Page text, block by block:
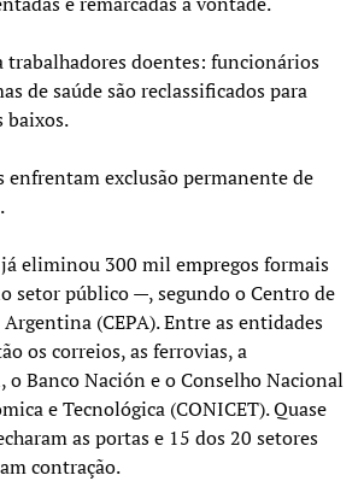
trabalhadores doentes: funcionários
de saúde são reclassificados para
baixos.
enfrentam exclusão permanente de
eliminou 300 mil empregos formais
setor público —, segundo o Centro de
(CEPA). Entre as entidades
os correios, as ferrovias, a
o Banco Nación e o Conselho Nacional
e Tecnológica (CONICET). Quase
as portas e 15 dos 20 setores
contração.